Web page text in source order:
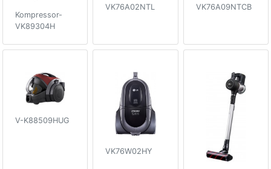
Kompressor-
VK89304H
VK76A02NTL VK76A09NTCB
V-K88509HUG
VK76W02HY